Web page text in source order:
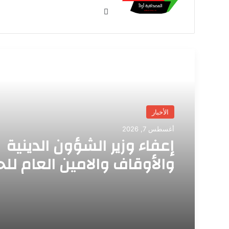
الوي
الأخبار
أغسطس 7, 2026
إعفاء وزير الشؤون الدينية
والأوقاف والامين العام
والعمرة من منصبيهما